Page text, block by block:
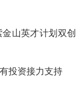
山英才计划双创
投资接力支持